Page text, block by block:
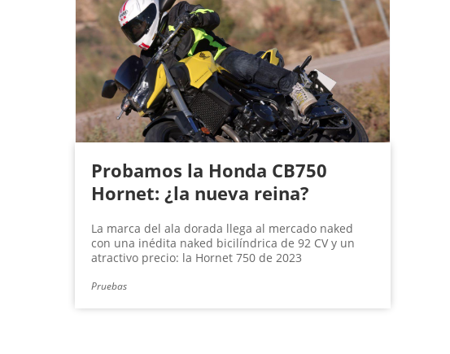
Probamos la Honda CB750
Hornet: ¿la nueva reina?
La marca del ala dorada llega al mercado naked
con una inédita naked bicilíndrica de 92 CV y un
atractivo precio: la Hornet 750 de 2023
Pruebas